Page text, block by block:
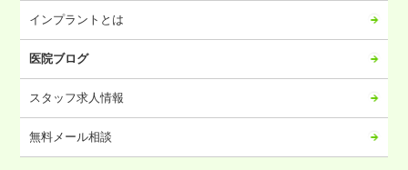
2023年03月
2023年02月
2022年12月
インプラントとは
医院ブログ
スタッフ求人情報
無料メール相談